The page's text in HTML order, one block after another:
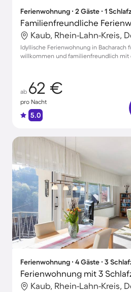
Ferienwohnung ∙ 2 Gäste ∙ 1
Kaub, Rhein-Lahn-Kreis,
Idyllische Ferienwohnung in Bacharach
willkommen und familienfreundlich mit
ab 62 €
pro Nacht
5.0
Ferienwohnung ∙ 4 Gäste ∙ 3
Kaub, Rhein-Lahn-Kreis,